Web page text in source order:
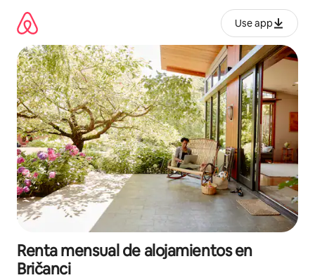
contenido
Use app
Renta mensual de alojamientos en
Bričanci